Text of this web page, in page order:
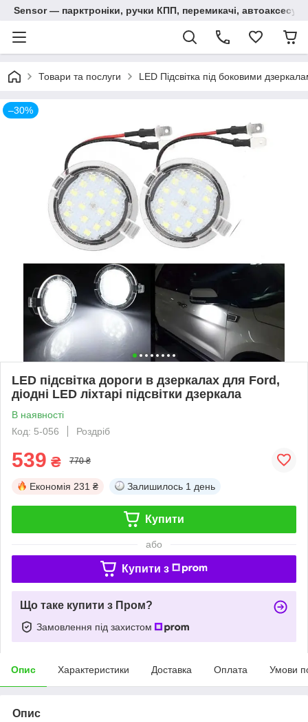
Sensor — парктроніки, ручки КПП, перемикачі,
Товари та послуги LED Підсвітка під боковими
–30%
LED підсвітка дороги в дзеркалах для Ford,
діодні LED ліхтарі підсвітки дзеркала
В наявності
Код: 5-056
Роздріб
539 ₴ 770 ₴
Економія 231 ₴ Залишилось 1 день
Купити
або
Купити з
Що таке купити з Пром?
Замовлення під захистом
Опис Характеристики Доставка Оплата Умови
Опис